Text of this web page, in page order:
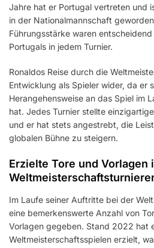
Jahre hat er Portugal vertreten und
in der Nationalmannschaft
Führungsstärke waren
Portugals in jedem Turnier.
Ronaldos Reise durch die
Entwicklung als Spieler wider, da er
Herangehensweise an das Spiel im
hat. Jedes Turnier stellte
und er hat stets angestrebt, die
globalen Bühne zu steigern.
Erzielte Tore und Vorlagen
Im Laufe seiner Auftritte bei der
eine bemerkenswerte Anzahl von
Vorlagen gegeben. Stand 2022 hat
Weltmeisterschaftsspielen erzielt,